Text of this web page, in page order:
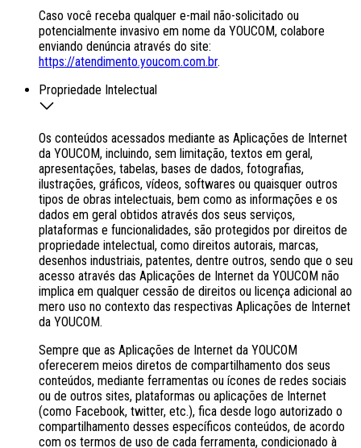
Caso você receba qualquer e-mail não-solicitado ou
potencialmente invasivo em nome da YOUCOM, colabore
enviando denúncia através do site:
https://atendimento.youcom.com.br.
Propriedade Intelectual
Os conteúdos acessados mediante as Aplicações de Internet
da YOUCOM, incluindo, sem limitação, textos em geral,
apresentações, tabelas, bases de dados, fotografias,
ilustrações, gráficos, vídeos, softwares ou quaisquer outros
tipos de obras intelectuais, bem como as informações e os
dados em geral obtidos através dos seus serviços,
plataformas e funcionalidades, são protegidos por direitos de
propriedade intelectual, como direitos autorais, marcas,
desenhos industriais, patentes, dentre outros, sendo que o seu
acesso através das Aplicações de Internet da YOUCOM não
implica em qualquer cessão de direitos ou licença adicional ao
mero uso no contexto das respectivas Aplicações de Internet
da YOUCOM.
Sempre que as Aplicações de Internet da YOUCOM
oferecerem meios diretos de compartilhamento dos seus
conteúdos, mediante ferramentas ou ícones de redes sociais
ou de outros sites, plataformas ou aplicações de Internet
(como Facebook, twitter, etc.), fica desde logo autorizado o
compartilhamento desses específicos conteúdos, de acordo
com os termos de uso de cada ferramenta, condicionado à